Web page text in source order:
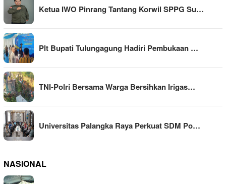
Ketua IWO Pinrang Tantang Korwil SPPG Su…
Plt Bupati Tulungagung Hadiri Pembukaan …
TNI-Polri Bersama Warga Bersihkan Irigas…
Universitas Palangka Raya Perkuat SDM Po…
NASIONAL